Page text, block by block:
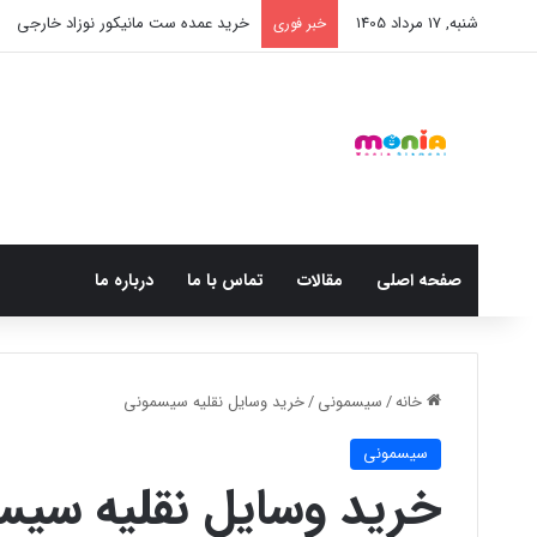
شنبه, 17 مرداد 1405 خبر فوری خرید عمده ست مانیکور نوزاد خارجی
صفحه اصلی مقالات تماس با ما درباره ما
خانه/ سیسمونی/خرید وسایل نقلیه سیسمونی
سیسمونی
خرید وسایل نقلیه